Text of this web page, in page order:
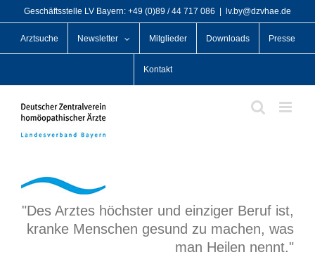
Inhalt
springen
Geschäftsstelle LV Bayern: +49 (0)89 / 44 717 086 lv.by@dzvhae.de
Arztsuche Newsletter Mitglieder Downloads Presse
Kontakt
"Des Arztes höchster und einziger Beruf ist,
kranke Menschen gesund zu machen, was
man Heilen nennt."